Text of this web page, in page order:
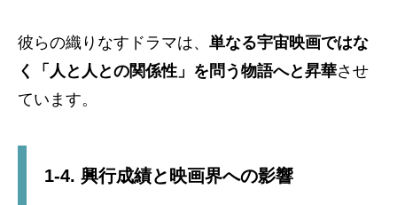
彼らの織りなすドラマは、 単なる宇宙映画ではな
く「人と人との関係性」を問う物語へと昇華させ
ています。
1-4. 興行成績と映画界への影響